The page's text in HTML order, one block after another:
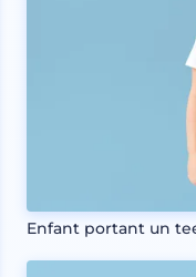
Enfant portant un